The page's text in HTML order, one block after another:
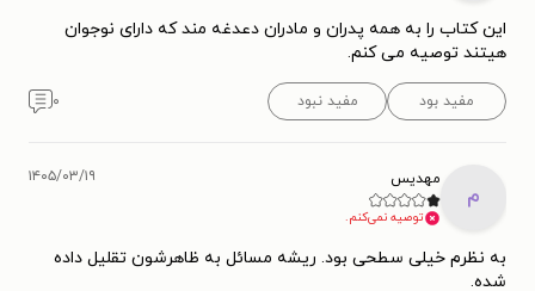
این کتاب را به همه پدران و مادران دعدغه مند که دارای نوجوان
هیتند توصیه می کنم.
مفید بود مفید نبود ۰
م
مهدیس
توصیه نمی‌کنم.
۱۴۰۵/۰۳/۱۹
به نظرم خیلی سطحی بود. ریشه مسائل به ظاهرشون تقلیل داده
شده.